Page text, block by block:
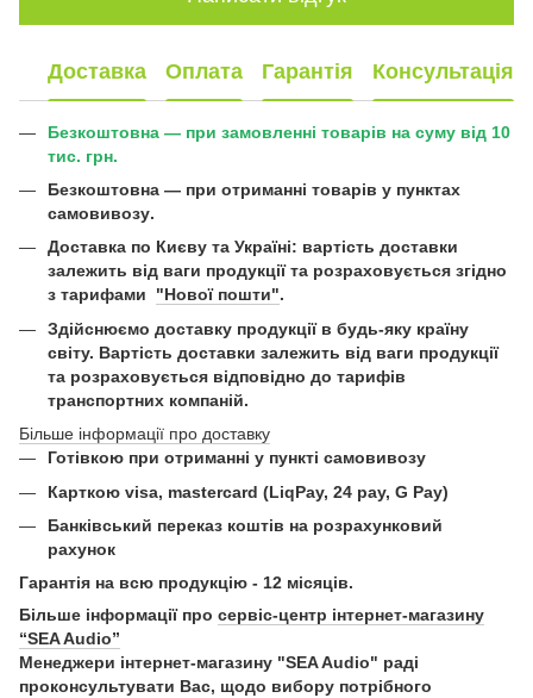
Доставка Оплата Гарантія Консультація
Безкоштовна — при замовленні товарів на суму від 10
тис. грн.
Безкоштовна — при отриманні товарів у пунктах
самовивозу.
Доставка по Києву та Україні: вартість доставки
залежить від ваги продукції та розраховується згідно
з тарифами "Нової пошти".
Здійснюємо доставку продукції в будь-яку країну
світу. Вартість доставки залежить від ваги продукції
та розраховується відповідно до тарифів
транспортних компаній.
Більше інформації про доставку
Готівкою при отриманні у пункті самовивозу
Карткою visa, mastercard (LiqPay, 24 pay, G Pay)
Банківський переказ коштів на розрахунковий
рахунок
Гарантія на всю продукцію - 12 місяців.
Більше інформації про сервіс-центр інтернет-магазину
“SEA Audio”
Менеджери інтернет-магазину "SEA Audio" раді
проконсультувати Вас, щодо вибору потрібного